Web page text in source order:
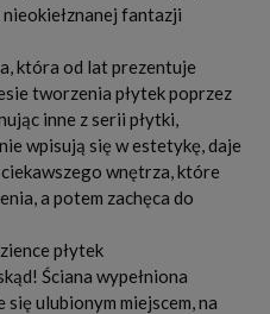
fantazji
która od lat prezentuje
tworzenia płytek poprzez
inne z serii płytki,
wpisują się w estetykę, daje
wnętrza, które
a potem zachęca do
płytek
Ściana wypełniona
się ulubionym miejscem, na